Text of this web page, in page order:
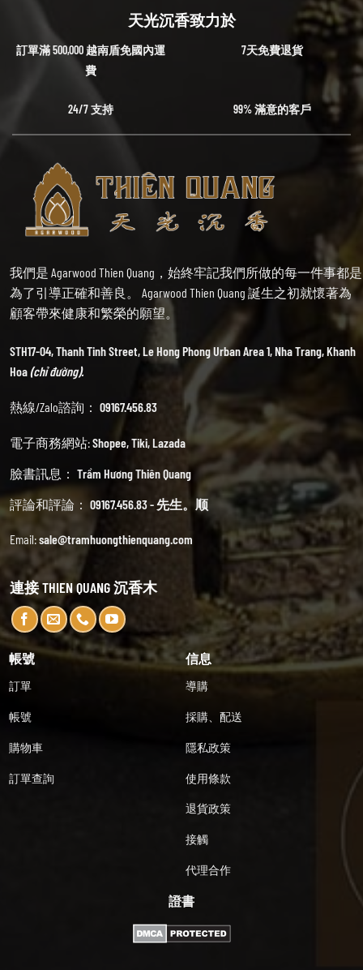
天光沉香致力於
訂單滿 500,000 越南盾免國內運
費
7天免費退貨
24/7 支持 99% 滿意的客戶
我們是 Agarwood Thien Quang，始終牢記我們所做的每一件事都是
為了引導正確和善良。 Agarwood Thien Quang 誕生之初就懷著為
顧客帶來健康和繁榮的願望。
STH17-04, Thanh Tinh Street, Le Hong Phong Urban Area 1, Nha Trang, Khanh
Hoa(chỉ đường).
熱線/Zalo諮詢： 09167.456.83
電子商務網站:Shopee,Tiki,Lazada
臉書訊息： Trầm Hương Thiên Quang
評論和評論： 09167.456.83 - 先生。顺
Email:sale@tramhuongthienquang.com
連接 THIEN QUANG 沉香木
帳號
訂單
帳號
購物車
訂單查詢
信息
導購
採購、配送
隱私政策
使用條款
退貨政策
接觸
代理合作
證書